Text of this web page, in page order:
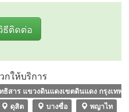
ธีติดต่อ
ให้บริการ
สาร แขวงดินแดงเขตดินแดง กรุงเทพ
ดุสิต บางซื่อ
พญาไท